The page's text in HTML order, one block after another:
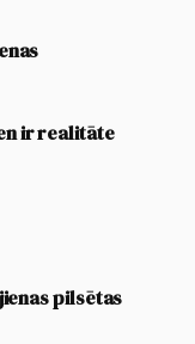
ir realitāte
pilsētas